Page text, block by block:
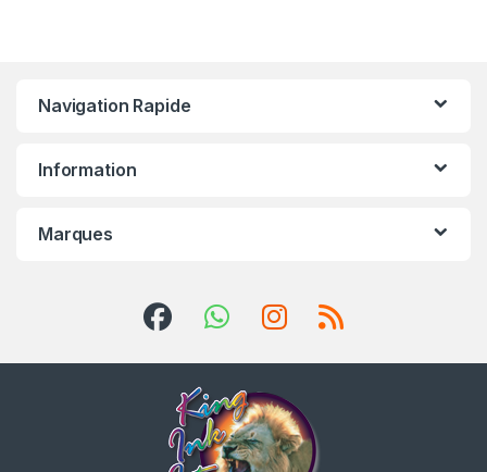
Navigation Rapide
Information
Marques